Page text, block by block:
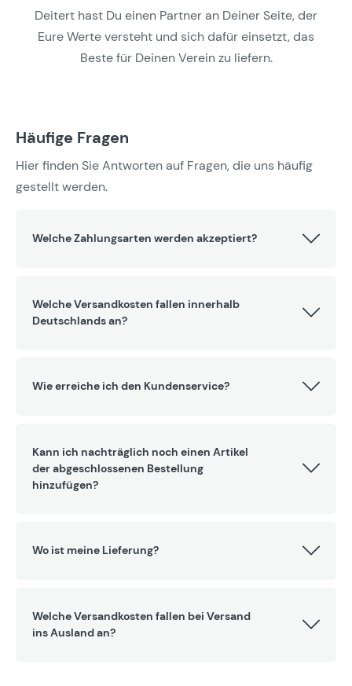
Deitert hast Du einen Partner an Deiner Seite, der
Eure Werte versteht und sich dafür einsetzt, das
Beste für Deinen Verein zu liefern.
Häufige Fragen
Hier finden Sie Antworten auf Fragen, die uns häufig
gestellt werden.
Welche Zahlungsarten werden akzeptiert?
Welche Versandkosten fallen innerhalb
Deutschlands an?
Wie erreiche ich den Kundenservice?
Kann ich nachträglich noch einen Artikel
der abgeschlossenen Bestellung
hinzufügen?
Wo ist meine Lieferung?
Welche Versandkosten fallen bei Versand
ins Ausland an?